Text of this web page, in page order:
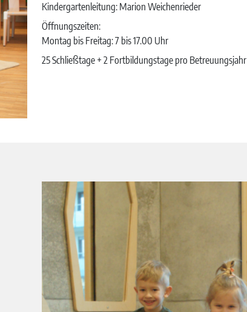
Kindergartenleitung: Marion Weichenrieder
Öffnungszeiten:
Montag bis Freitag: 7 bis 17.00 Uhr
25 Schließtage + 2 Fortbildungstage pro Betreuungsjahr